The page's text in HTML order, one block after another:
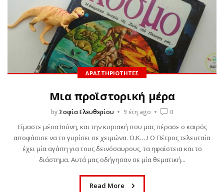
ΔΡΑΣΤΗΡΙΌΤΗΤΕΣ
Μια προϊστορική μέρα
by Σοφία Ελευθερίου 9 έτη ago 0
Είμαστε μέσα Ιούνη, και την κυριακή που μας πέρασε ο καιρός
αποφάσισε να το γυρίσει σε χειμώνα. Ο.Κ….! Ο Πέτρος τελευταία
έχει μία αγάπη για τους δεινόσαυρους, τα ηφαίστεια και το
διάστημα. Αυτά μας οδήγησαν σε μία θεματική...
Read More